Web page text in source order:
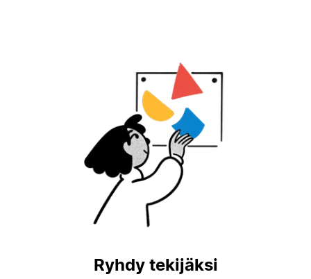
Ryhdy tekijäksi